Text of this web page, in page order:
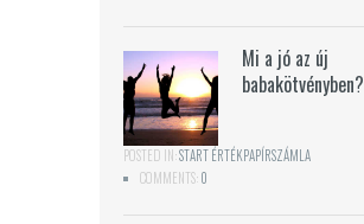
Mi a jó az új
babakötvényben?
POSTED IN:START ÉRTÉKPAPÍRSZÁMLA
COMMENTS:0